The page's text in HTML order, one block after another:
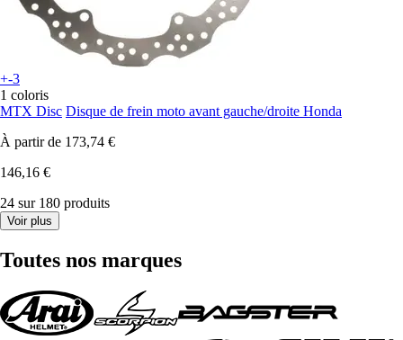
+-3
1 coloris
MTX Disc Disque de frein moto avant gauche/droite Honda
À partir de 173,74 €
146,16 €
24 sur 180 produits
Voir plus
Toutes nos marques